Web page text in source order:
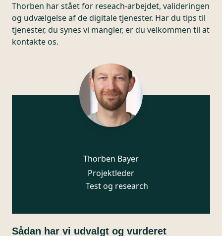
Thorben har stået for reseach-arbejdet, valideringen
og udvælgelse af de digitale tjenester. Har du tips til
tjenester, du synes vi mangler, er du velkommen til at
kontakte os.
Thorben Bayer
Projektleder
Test og research
Sådan har vi udvalgt og vurderet